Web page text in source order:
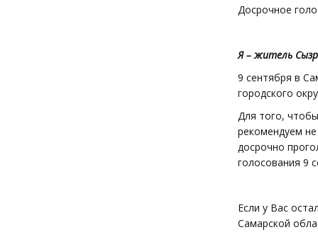
Досрочное
Я – житель
9 сентября в
городского
Для того,
рекомендуем
досрочно
голосования 9
Если у Вас
Самарской